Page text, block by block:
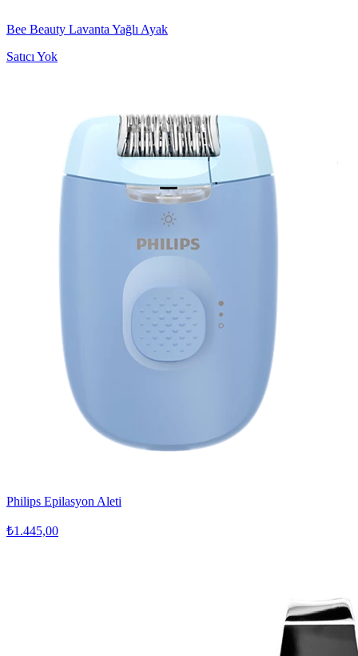
Bee Beauty Lavanta Yağlı Ayak
Satıcı Yok
Philips Epilasyon Aleti
₺1.445,00